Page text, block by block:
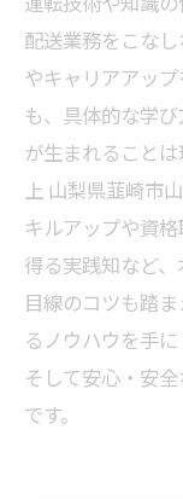
配送業務をこな
やキャリアアッ
も、具体的な学
が生まれること
上 山梨県韮崎市
キルアップや資
得る実践知など
目線のコツも踏
るノウハウを手
そして安心・安
です。